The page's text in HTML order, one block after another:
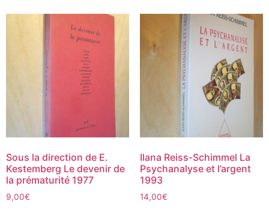
Sous la direction de E.
Kestemberg Le devenir de
la prématurité 1977
9,00€
Ilana Reiss-Schimmel La
Psychanalyse et l’argent
1993
14,00€